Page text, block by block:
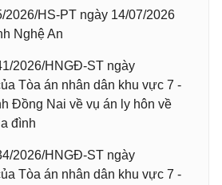
2026/HS-PT ngày 14/07/2026
Nghệ An
2026/HNGĐ-ST ngày
Tòa án nhân dân khu vực 7 -
Đồng Nai về vụ án ly hôn về
đình
2026/HNGĐ-ST ngày
Tòa án nhân dân khu vực 7 -